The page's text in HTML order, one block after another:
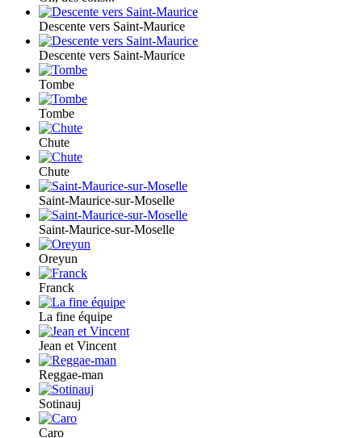
Descente vers Saint-Maurice
Descente vers Saint-Maurice
Tombe
Tombe
Chute
Chute
Saint-Maurice-sur-Moselle
Saint-Maurice-sur-Moselle
Oreyun
Franck
La fine équipe
Jean et Vincent
Reggae-man
Sotinauj
Caro